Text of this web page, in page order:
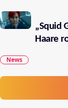
„Squid
Haare
News